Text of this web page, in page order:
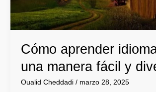
Cómo aprender
una manera fácil y
Oualid Cheddadi / marzo 28, 2025
divertida